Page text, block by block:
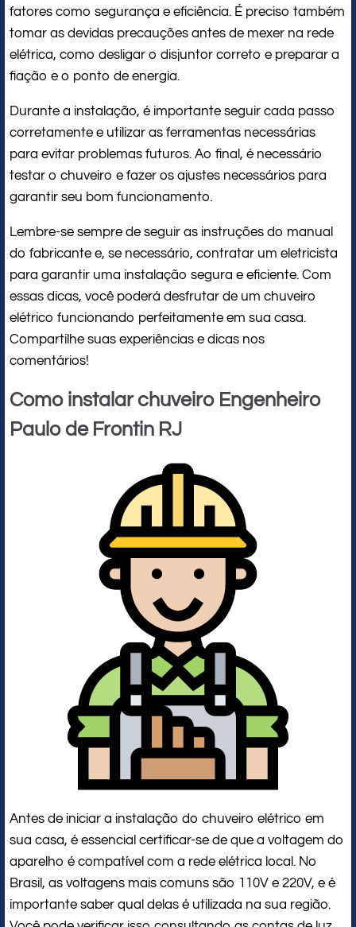
fatores como segurança e eficiência. É preciso também
tomar as devidas precauções antes de mexer na rede
elétrica, como desligar o disjuntor correto e preparar a
fiação e o ponto de energia.
Durante a instalação, é importante seguir cada passo
corretamente e utilizar as ferramentas necessárias
para evitar problemas futuros. Ao final, é necessário
testar o chuveiro e fazer os ajustes necessários para
garantir seu bom funcionamento.
Lembre-se sempre de seguir as instruções do manual
do fabricante e, se necessário, contratar um eletricista
para garantir uma instalação segura e eficiente. Com
essas dicas, você poderá desfrutar de um chuveiro
elétrico funcionando perfeitamente em sua casa.
Compartilhe suas experiências e dicas nos
comentários!
Como instalar chuveiro Engenheiro
Paulo de Frontin RJ
Antes de iniciar a instalação do chuveiro elétrico em
sua casa, é essencial certificar-se de que a voltagem do
aparelho é compatível com a rede elétrica local. No
Brasil, as voltagens mais comuns são 110V e 220V, e é
importante saber qual delas é utilizada na sua região.